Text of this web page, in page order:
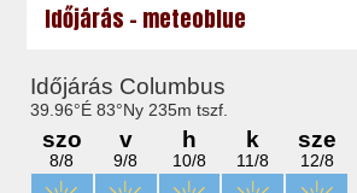
Időjárás - meteoblue